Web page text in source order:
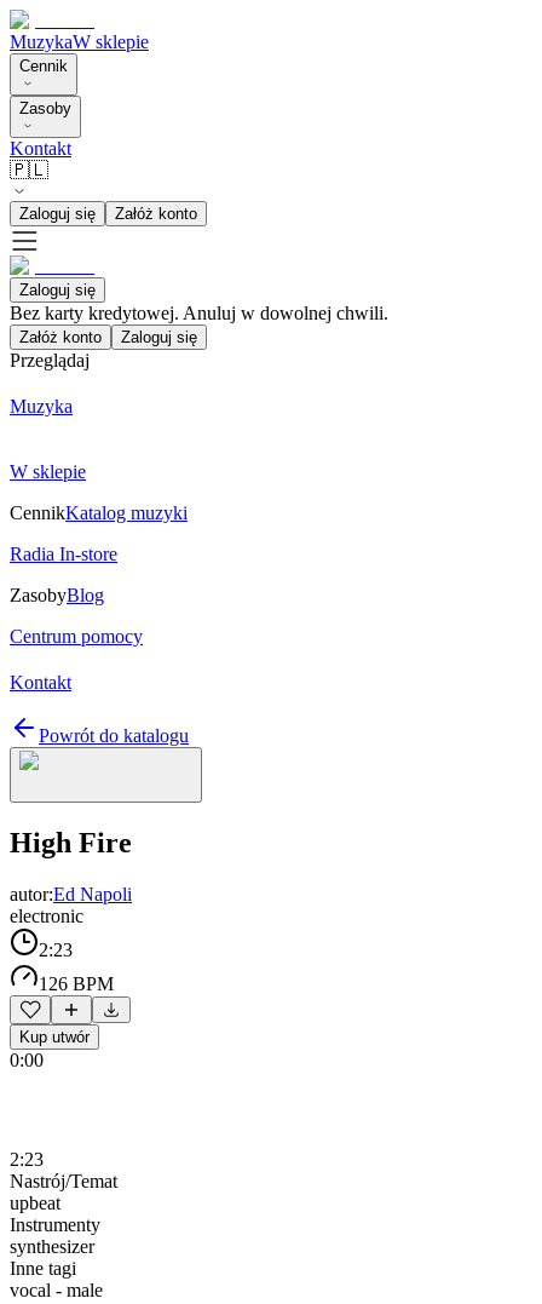
MuzykaW sklepie
Cennik
Zasoby
Kontakt
🇵🇱
Zaloguj się Załóż konto
Zaloguj się
Bez karty kredytowej. Anuluj w dowolnej chwili.
Załóż konto Zaloguj się
Przeglądaj
Muzyka
W sklepie
CennikKatalog muzyki
Radia In-store
ZasobyBlog
Centrum pomocy
Kontakt
Powrót do katalogu
High Fire
autor:Ed Napoli
electronic
2:23
126 BPM
Kup utwór
0:00
2:23
Nastrój/Temat
upbeat
Instrumenty
synthesizer
Inne tagi
vocal - male